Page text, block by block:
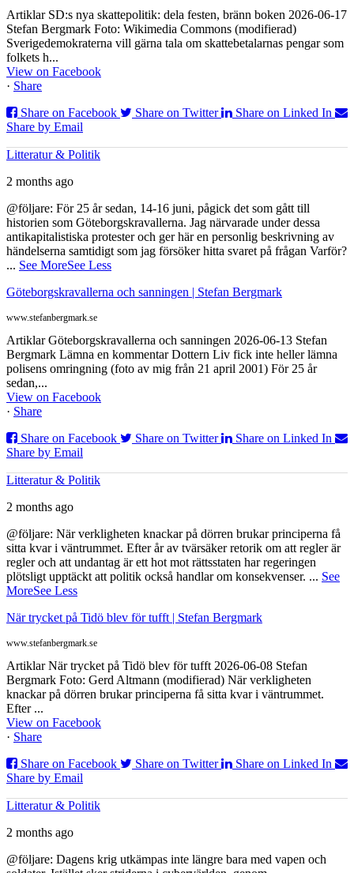
Artiklar SD:s nya skattepolitik: dela festen, bränn boken 2026-06-17
Stefan Bergmark Foto: Wikimedia Commons (modifierad)
Sverigedemokraterna vill gärna tala om skattebetalarnas pengar som
folkets h...
View on Facebook
· Share
Share on Facebook
Share on Twitter
Share on Linked In
Share by Email
Litteratur & Politik
2 months ago
@följare: För 25 år sedan, 14-16 juni, pågick det som gått till
historien som Göteborgskravallerna. Jag närvarade under dessa
antikapitalistiska protester och ger här en personlig beskrivning av
händelserna samtidigt som jag försöker hitta svaret på frågan Varför?
... See MoreSee Less
Göteborgskravallerna och sanningen | Stefan Bergmark
www.stefanbergmark.se
Artiklar Göteborgskravallerna och sanningen 2026-06-13 Stefan
Bergmark Lämna en kommentar Dottern Liv fick inte heller lämna
polisens omringning (foto av mig från 21 april 2001) För 25 år
sedan,...
View on Facebook
· Share
Share on Facebook
Share on Twitter
Share on Linked In
Share by Email
Litteratur & Politik
2 months ago
@följare: När verkligheten knackar på dörren brukar principerna få
sitta kvar i väntrummet. Efter år av tvärsäker retorik om att regler är
regler och att undantag är ett hot mot rättsstaten har regeringen
plötsligt upptäckt att politik också handlar om konsekvenser. ... See
MoreSee Less
När trycket på Tidö blev för tufft | Stefan Bergmark
www.stefanbergmark.se
Artiklar När trycket på Tidö blev för tufft 2026-06-08 Stefan
Bergmark Foto: Gerd Altmann (modifierad) När verkligheten
knackar på dörren brukar principerna få sitta kvar i väntrummet.
Efter ...
View on Facebook
· Share
Share on Facebook
Share on Twitter
Share on Linked In
Share by Email
Litteratur & Politik
2 months ago
@följare: Dagens krig utkämpas inte längre bara med vapen och